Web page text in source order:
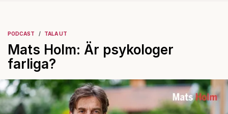
PODCAST TALA UT
Mats Holm: Är psykologer
farliga?